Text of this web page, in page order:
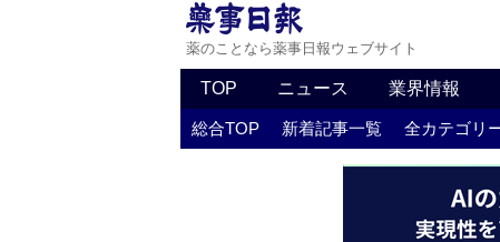
薬のことなら薬事日報ウェブサイト
TOP ニュース 業界情報
総合TOP 新着記事一覧 全カテゴリ